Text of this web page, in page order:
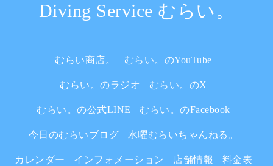
Diving Service むらい。
むらい商店。 むらい。のYouTube
むらい。のラジオ むらい。のX
むらい。の公式LINE むらい。のFacebook
今日のむらいブログ 水曜むらいちゃんねる。
カレンダー インフォメーション 店舗情報 料金表